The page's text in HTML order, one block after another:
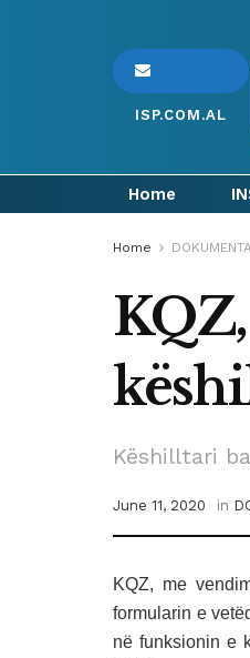
ISP.COM.AL
Home
Home
Këshilltari
June 11, 2020 in
KQZ, me
formularin e
në funksionin e